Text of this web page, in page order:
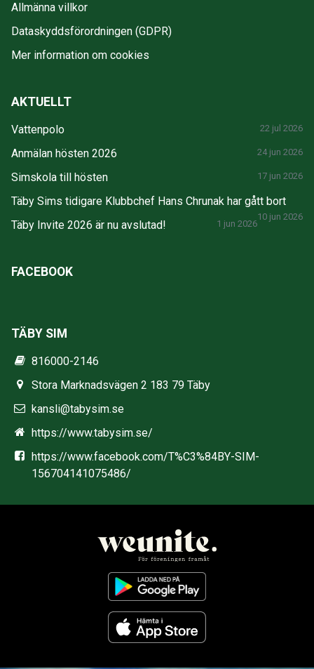
Allmänna villkor
Dataskyddsförordningen (GDPR)
Mer information om cookies
AKTUELLT
Vattenpolo 22 jul 2026
Anmälan hösten 2026 24 jun 2026
Simskola till hösten 17 jun 2026
Täby Sims tidigare Klubbchef Hans Chrunak har gått bort
10 jun 2026
Täby Invite 2026 är nu avslutad! 1 jun 2026
FACEBOOK
TÄBY SIM
816000-2146
Stora Marknadsvägen 2 183 79 Täby
kansli@tabysim.se
https://www.tabysim.se/
https://www.facebook.com/T%C3%84BY-SIM-
156704141075486/